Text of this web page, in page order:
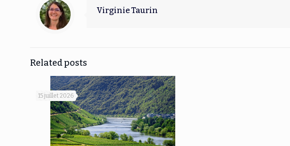
Virginie Taurin
Related posts
15 juillet 2026